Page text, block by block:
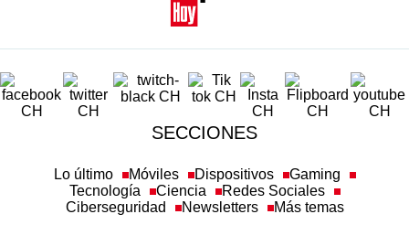
SECCIONES
Lo último Móviles Dispositivos
Gaming
Tecnología
Ciencia
Redes Sociales
Ciberseguridad
Newsletters Más temas